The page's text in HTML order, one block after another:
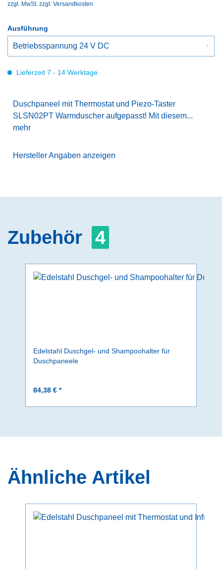
zzgl. MwSt. zzgl. Versandkosten
Ausführung
Lieferzeit 7 - 14 Werktage
Duschpaneel mit Thermostat und Piezo-Taster
SLSN02PT Warmduscher aufgepasst! Mit diesem...
mehr
Hersteller Angaben anzeigen
Zubehör 4
Edelstahl Duschgel- und Shampoohalter für
Duschpaneele
84,38 € *
Ähnliche Artikel